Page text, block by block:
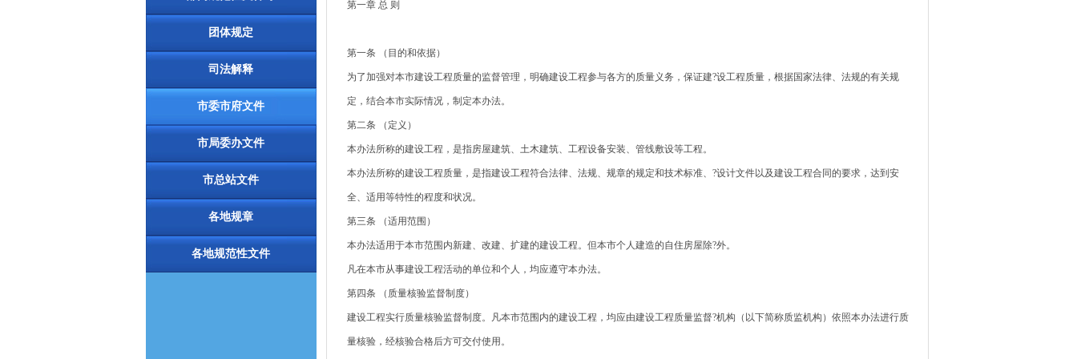
团体规定
司法解释
市委市府文件
市局委办文件
市总站文件
各地规章
各地规范性文件
第一章 总 则
第一条 （目的和依据）
为了加强对本市建设工程质量的监督管理，明确建设工程参与各方的质量义务，保证建?设工程质量，根据国家法律、法规的有关规
定，结合本市实际情况，制定本办法。
第二条 （定义）
本办法所称的建设工程，是指房屋建筑、土木建筑、工程设备安装、管线敷设等工程。
本办法所称的建设工程质量，是指建设工程符合法律、法规、规章的规定和技术标准、?设计文件以及建设工程合同的要求，达到安
全、适用等特性的程度和状况。
第三条 （适用范围）
本办法适用于本市范围内新建、改建、扩建的建设工程。但本市个人建造的自住房屋除?外。
凡在本市从事建设工程活动的单位和个人，均应遵守本办法。
第四条 （质量核验监督制度）
建设工程实行质量核验监督制度。凡本市范围内的建设工程，均应由建设工程质量监督?机构（以下简称质监机构）依照本办法进行质
量核验，经核验合格后方可交付使用。